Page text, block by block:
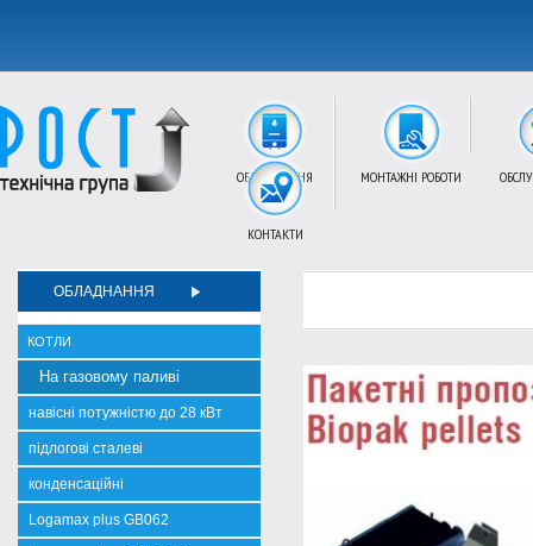
ОБЛАДНАННЯ МОНТАЖНІ РОБОТИ
КОНТАКТИ
ОБЛАДНАННЯ
КОТЛИ
На газовому паливі
навісні потужністю до 28 кВт
підлогові сталеві
конденсаційні
Logamax plus GB062